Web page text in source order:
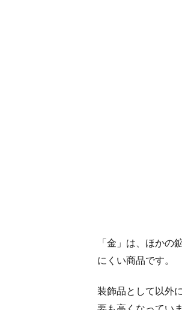
「金」は、ほかの
にくい商品です。
装飾品として以外